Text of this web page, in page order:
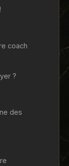
coach
?
des